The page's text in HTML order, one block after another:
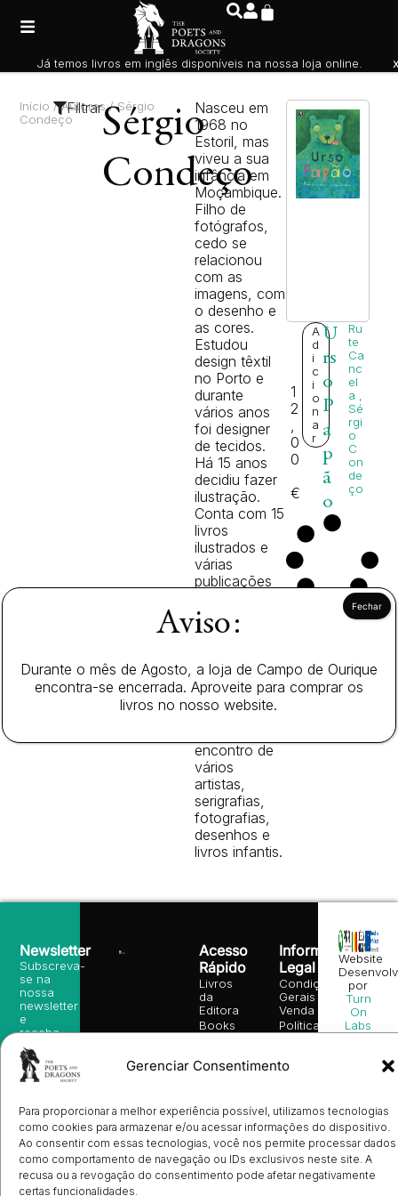
Gerenciar Consentimento
Para proporcionar a melhor experiência possível, utilizamos tecnologias
como cookies para armazenar e/ou acessar informações do dispositivo.
Ao consentir com essas tecnologias, você nos permite processar dados
como comportamento de navegação ou IDs exclusivos neste site. A
recusa ou a revogação do consentimento pode afetar negativamente
certas funcionalidades.
Início / Autores / Sérgio
Condeço
FiltrarSérgio
Condeço
Nasceu em
1968 no
Estoril, mas
viveu a sua
infância em
Moçambique.
Filho de
fotógrafos,
cedo se
relacionou
com as
imagens, com
o desenho e
as cores.
Estudou
design têxtil
no Porto e
durante
vários anos
foi designer
de tecidos.
Há 15 anos
decidiu fazer
ilustração.
Conta com 15
livros
ilustrados e
várias
publicações
revistas. Hoje
trabalha no
em Lisboa,
um espaço
de trabalho,
encontro de
vários
artistas,
serigrafias,
fotografias,
desenhos e
livros infantis.
1
2
0
0
€
A
d
i
c
i
o
n
a
r
U
rs
o
P
a
p
ã
o
Ru
te
Ca
nc
el
a
Sé
rgi
o
C
on
de
ço
info@poetsandragons.com
Infantil
Adulto
Bookshop
Acesso
Rápido
Livros
da
Editora
Books
in
Autores
Ulysses
Sobre
Nós
Contactos
Envio
de
Manuscritos
Informação
Legal
Condições
Gerais de
Venda
Política de
privacidade
de
Livro de
Reclamações
Eletrónico
Newsletter
Subscreva-
se na
nossa
newsletter
e
receba
as
nossas
sugestões
de
novidades
sobre
lançamentos,
vantagens
exclusivas
e
avisos
Website
por
Turn
On
Labs
Já temos livros em inglês disponíveis na nossa loja online.
Aviso:
Durante o mês de Agosto, a loja de Campo de Ourique
encontra-se encerrada. Aproveite para comprar os
livros no nosso website.